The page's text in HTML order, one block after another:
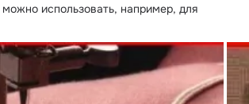
использовать, например, для